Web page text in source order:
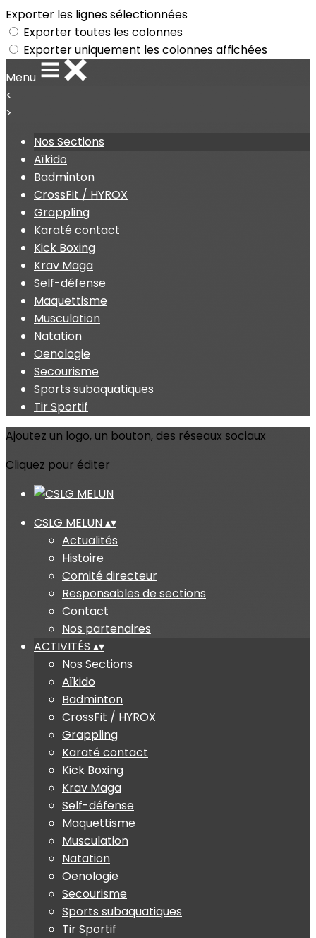
Exporter les lignes sélectionnées
Exporter toutes les colonnes
Exporter uniquement les colonnes affichées
Menu
<
>
Nos Sections
Aïkido
Badminton
CrossFit / HYROX
Grappling
Karaté contact
Kick Boxing
Krav Maga
Self-défense
Maquettisme
Musculation
Natation
Oenologie
Secourisme
Sports subaquatiques
Tir Sportif
Ajoutez un logo, un bouton, des réseaux sociaux
Cliquez pour éditer
CSLG MELUN▴▾
Actualités
Histoire
Comité directeur
Responsables de sections
Contact
Nos partenaires
ACTIVITÉS ▴▾
Nos Sections
Aïkido
Badminton
CrossFit / HYROX
Grappling
Karaté contact
Kick Boxing
Krav Maga
Self-défense
Maquettisme
Musculation
Natation
Oenologie
Secourisme
Sports subaquatiques
Tir Sportif